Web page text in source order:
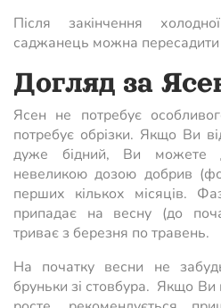
Після закінчення
саджанець можна пересадити
Догляд за
Ясен не потребує
потребує обрізки. Якщо Ви
дуже бідний, Ви можете
невеликою дозою добрив
перших кількох місяців.
припадає на весну (до
триває з березня по травень.
На початку весни не
бруньки зі стовбура. Якщо Ви